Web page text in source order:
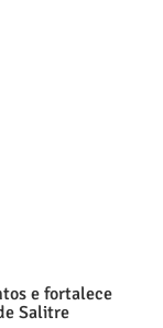
e fortalece
Salitre